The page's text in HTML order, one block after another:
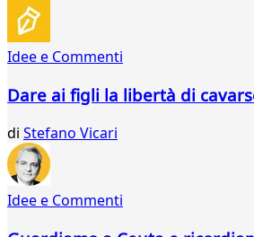
Idee e Commenti
Dare ai figli la libertà di
di Stefano Vicari
Idee e Commenti